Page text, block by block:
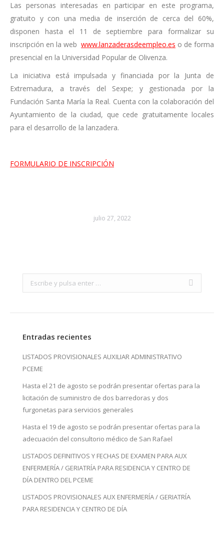
Las personas interesadas en participar en este programa,
gratuito y con una media de inserción de cerca del 60%,
disponen hasta el 11 de septiembre para formalizar su
inscripción en la web www.lanzaderasdeempleo.es o de forma
presencial en la Universidad Popular de Olivenza.
La iniciativa está impulsada y financiada por la Junta de
Extremadura, a través del Sexpe; y gestionada por la
Fundación Santa María la Real. Cuenta con la colaboración del
Ayuntamiento de la ciudad, que cede gratuitamente locales
para el desarrollo de la lanzadera.
FORMULARIO DE INSCRIPCIÓN
julio 27, 2022
Search:
Entradas recientes
LISTADOS PROVISIONALES AUXILIAR ADMINISTRATIVO
PCEME
Hasta el 21 de agosto se podrán presentar ofertas para la
licitación de suministro de dos barredoras y dos
furgonetas para servicios generales
Hasta el 19 de agosto se podrán presentar ofertas para la
adecuación del consultorio médico de San Rafael
LISTADOS DEFINITIVOS Y FECHAS DE EXAMEN PARA AUX
ENFERMERÍA / GERIATRÍA PARA RESIDENCIA Y CENTRO DE
DÍA DENTRO DEL PCEME
LISTADOS PROVISIONALES AUX ENFERMERÍA / GERIATRÍA
PARA RESIDENCIA Y CENTRO DE DÍA